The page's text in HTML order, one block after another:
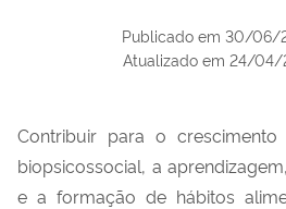
Publicado em 30/06/
Atualizado em 24/04/
Contribuir para o
biopsicossocial, a
e a formação de hábitos